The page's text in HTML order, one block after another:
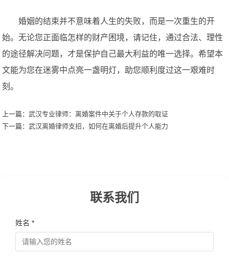
婚姻的结束并不意味着人生的失败，而是一次重生的开
始。无论您正面临怎样的财产困境，请记住，通过合法、理性
的途径解决问题，才是保护自己最大利益的唯一选择。希望本
文能为您在迷雾中点亮一盏明灯，助您顺利度过这一艰难时
刻。
上一篇：武汉专业律师：离婚案件中关于个人存款的取证
下一篇：武汉离婚律师支招，如何在离婚后提升个人能力
联系我们
姓名 *